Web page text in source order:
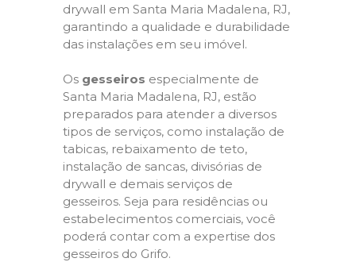
drywall em Santa Maria Madalena, RJ,
garantindo a qualidade e durabilidade
das instalações em seu imóvel.
Os gesseiros especialmente de
Santa Maria Madalena, RJ, estão
preparados para atender a diversos
tipos de serviços, como instalação de
tabicas, rebaixamento de teto,
instalação de sancas, divisórias de
drywall e demais serviços de
gesseiros. Seja para residências ou
estabelecimentos comerciais, você
poderá contar com a expertise dos
gesseiros do Grifo.